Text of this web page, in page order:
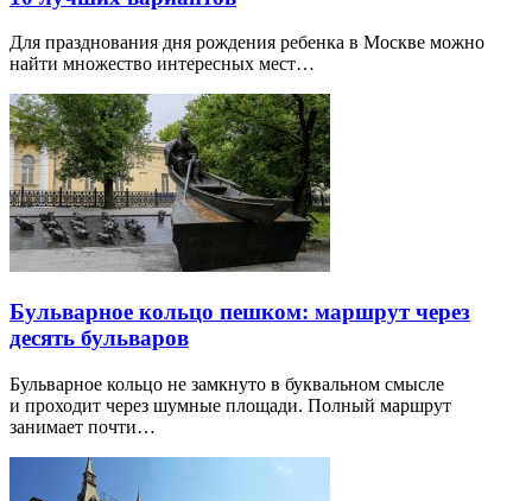
Для празднования дня рождения ребенка в Москве можно
найти множество интересных мест…
Бульварное кольцо пешком: маршрут через
десять бульваров
Бульварное кольцо не замкнуто в буквальном смысле
и проходит через шумные площади. Полный маршрут
занимает почти…